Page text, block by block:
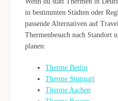
in bestimmten Städten oder
passende Alternativen auf
Thermenbesuch nach Standort
planen:
Therme Berlin
Therme Stuttgart
Therme Aachen